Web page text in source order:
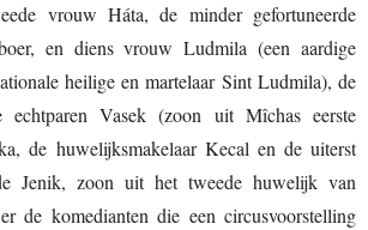
vrouw Háta, de minder gefortuneerde
en diens vrouw Ludmila (een aardige
heilige en martelaar Sint Ludmila), de
echtparen Vasek (zoon uit Mîchas eerste
de huwelijksmakelaar Kecal en de uiterst
Jenik, zoon uit het tweede huwelijk van
de komedianten die een circusvoorstelling